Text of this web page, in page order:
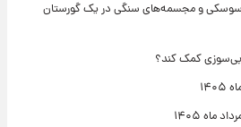
و مجسمه‌های سنگی در یک گورستان
کمک کند؟